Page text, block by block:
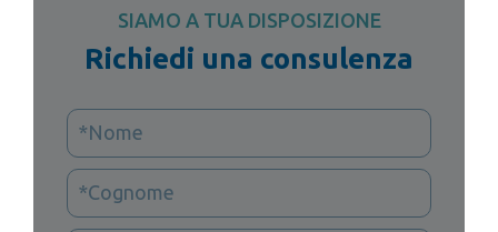
SIAMO A TUA DISPOSIZIONE
Richiedi una consulenza